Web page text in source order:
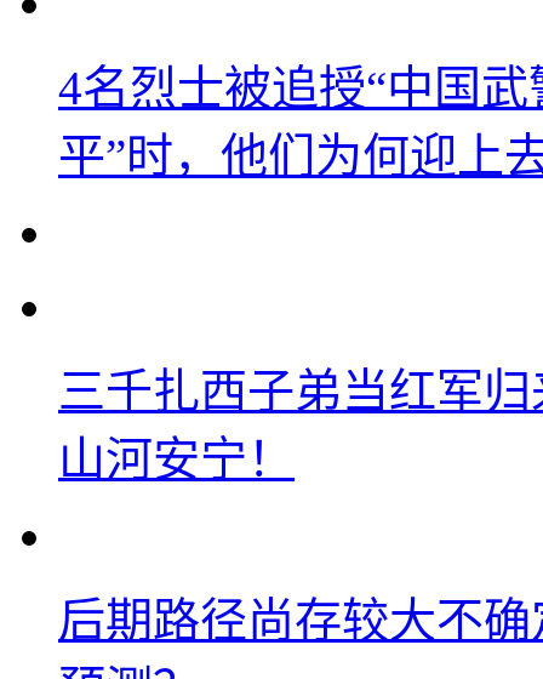
4名烈士被追授“中国
平”时，他们为何迎上
三千扎西子弟当红军
山河安宁！
后期路径尚存较大不